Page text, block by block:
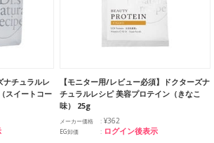
ナチュラルレ
スイートコー
【モニター用/レビュー必須】ドクターズナ
チュラルレシピ 美容プロテイン（きなこ
味） 25g
メーカー価格 ¥362
EG卸価 ログイン後表示